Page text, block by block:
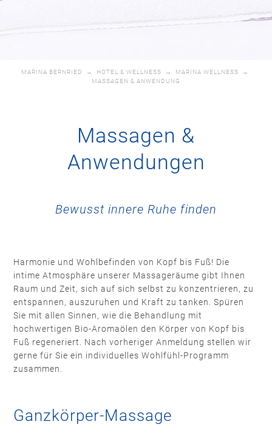
MARINA BERNRIED → HOTEL & WELLNESS → MARINA WELLNESS →
MASSAGEN & ANWENDUNG
Massagen &
Anwendungen
Bewusst innere Ruhe finden
Harmonie und Wohlbefinden von Kopf bis Fuß! Die
intime Atmosphäre unserer Massageräume gibt Ihnen
Raum und Zeit, sich auf sich selbst zu konzentrieren, zu
entspannen, auszuruhen und Kraft zu tanken. Spüren
Sie mit allen Sinnen, wie die Behandlung mit
hochwertigen Bio-Aromaölen den Körper von Kopf bis
Fuß regeneriert. Nach vorheriger Anmeldung stellen wir
gerne für Sie ein individuelles Wohlfühl-Programm
zusammen.
Ganzkörper-Massage